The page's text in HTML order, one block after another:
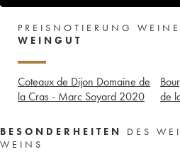
PREISNOTIERUNG
WEINGUT
Coteaux de Dijon Domaine de
la Cras - Marc Soyard 2020
de
BESONDERHEITEN
DES
WEINS